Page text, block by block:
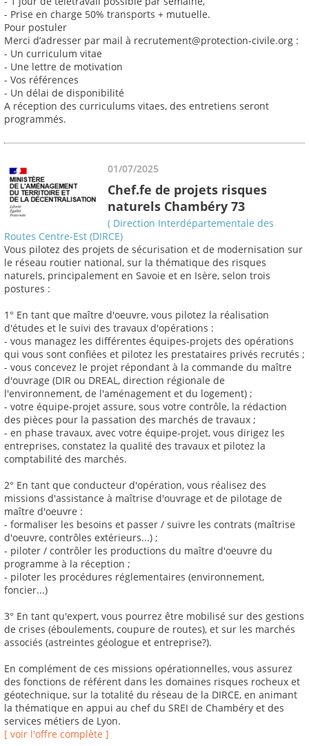
- Prise en charge 50% transports + mutuelle.
Pour postuler
Merci d’adresser par mail à recrutement@protection-civile.org :
- Un curriculum vitae
- Une lettre de motivation
- Vos références
- Un délai de disponibilité
A réception des curriculums vitaes, des entretiens seront
programmés.
01/07/2025
Chef.fe de projets risques
naturels Chambéry 73
( Direction Interdépartementale des
Routes Centre-Est (DIRCE)
Vous pilotez des projets de sécurisation et de modernisation sur
le réseau routier national, sur la thématique des risques
naturels, principalement en Savoie et en Isère, selon trois
postures :
1° En tant que maître d'oeuvre, vous pilotez la réalisation
d'études et le suivi des travaux d'opérations :
- vous managez les différentes équipes-projets des opérations
qui vous sont confiées et pilotez les prestataires privés recrutés ;
- vous concevez le projet répondant à la commande du maître
d'ouvrage (DIR ou DREAL, direction régionale de
l'environnement, de l'aménagement et du logement) ;
- votre équipe-projet assure, sous votre contrôle, la rédaction
des pièces pour la passation des marchés de travaux ;
- en phase travaux, avec votre équipe-projet, vous dirigez les
entreprises, constatez la qualité des travaux et pilotez la
comptabilité des marchés.
2° En tant que conducteur d'opération, vous réalisez des
missions d'assistance à maîtrise d'ouvrage et de pilotage de
maître d'oeuvre :
- formaliser les besoins et passer / suivre les contrats (maîtrise
d'oeuvre, contrôles extérieurs...) ;
- piloter / contrôler les productions du maître d'oeuvre du
programme à la réception ;
- piloter les procédures réglementaires (environnement,
foncier...)
3° En tant qu'expert, vous pourrez être mobilisé sur des gestions
de crises (éboulements, coupure de routes), et sur les marchés
associés (astreintes géologue et entreprise?).
En complément de ces missions opérationnelles, vous assurez
des fonctions de référent dans les domaines risques rocheux et
géotechnique, sur la totalité du réseau de la DIRCE, en animant
la thématique en appui au chef du SREI de Chambéry et des
services métiers de Lyon.
[ voir l'offre complète ]